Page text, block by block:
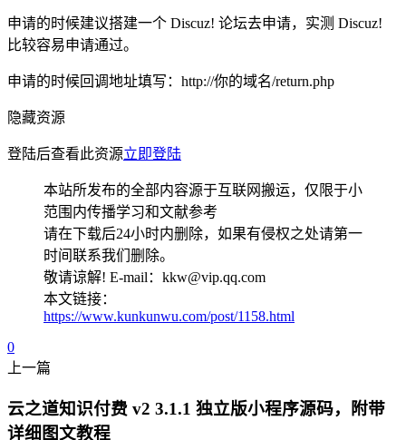
申请的时候建议搭建一个 Discuz! 论坛去申请，实测 Discuz!
比较容易申请通过。
申请的时候回调地址填写：http://你的域名/return.php
隐藏资源
登陆后查看此资源立即登陆
本站所发布的全部内容源于互联网搬运，仅限于小
范围内传播学习和文献参考
请在下载后24小时内删除，如果有侵权之处请第一
时间联系我们删除。
敬请谅解! E-mail：kkw@vip.qq.com
本文链接：
https://www.kunkunwu.com/post/1158.html
0
上一篇
云之道知识付费 v2 3.1.1 独立版小程序源码，附带
详细图文教程